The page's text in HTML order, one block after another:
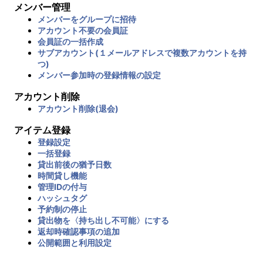
メンバー管理
メンバーをグループに招待
アカウント不要の会員証
会員証の一括作成
サブアカウント(１メールアドレスで複数アカウントを持
つ)
メンバー参加時の登録情報の設定
アカウント削除
アカウント削除(退会)
アイテム登録
登録設定
一括登録
貸出前後の猶予日数
時間貸し機能
管理IDの付与
ハッシュタグ
予約制の停止
貸出物を〈持ち出し不可能〉にする
返却時確認事項の追加
公開範囲と利用設定